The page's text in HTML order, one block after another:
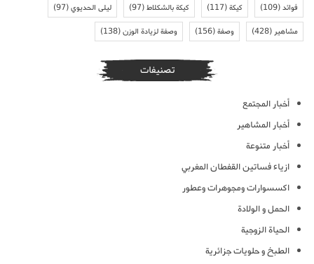
فوائد(109) كيكة(117) كيكة بالشكلاط(97) ليلى الحديوي(97)
مشاهير(428) وصفة(156) وصفة لزيادة الوزن(138)
تصنيفات
أخبار المجتمع
أخبار المشاهير
أخبار متنوعة
ازياء فساتين القفطان المغربي
اكسسوارات ومجوهرات وعطور
الحمل و الولادة
الحياة الزوجية
الطبخ و حلويات جزائرية